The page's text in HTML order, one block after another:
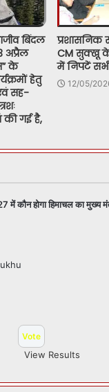
बिंदल
अप्रैल
के
हेतु
सह-
की गई है,
प्रशासनिक
CM सुक्खू के
में निपटें
12/05/
में कौन होगा हिमाचल का मुख्य
View Results